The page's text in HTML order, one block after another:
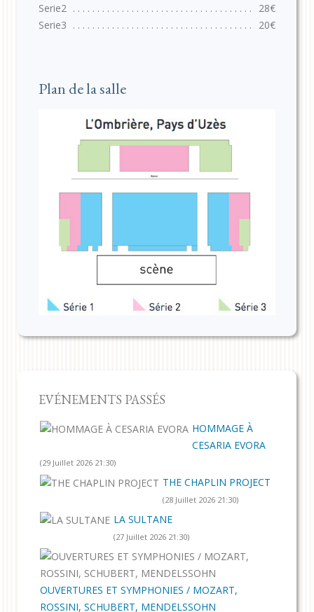
28€
20€
Plan de la salle
EVÉNEMENTS PASSÉS
HOMMAGE À
CESARIA EVORA
(29 Juillet 2026 21:30)
THE CHAPLIN PROJECT
(28 Juillet 2026 21:30)
LA SULTANE
(27 Juillet 2026 21:30)
OUVERTURES ET SYMPHONIES / MOZART,
ROSSINI, SCHUBERT, MENDELSSOHN